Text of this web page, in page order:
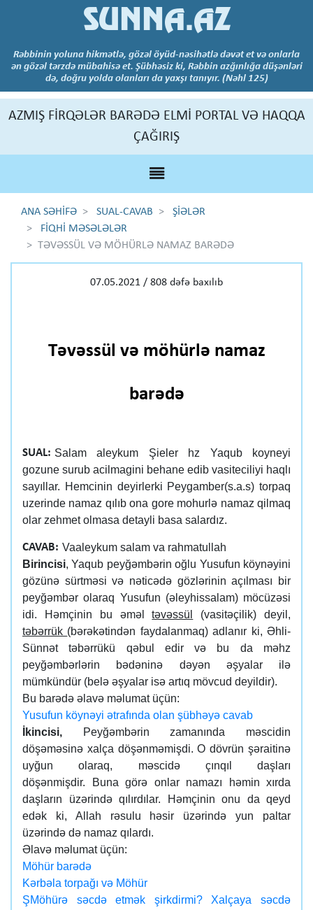
SUNNA.AZ
Rəbbinin yoluna hikmətlə, gözəl öyüd-nəsihətlə dəvət et və onlarla
ən gözəl tərzdə mübahisə et. Şübhəsiz ki, Rəbbin azğınlığa düşənləri
də, doğru yolda olanları da yaxşı tanıyır. (Nəhl 125)
AZMIŞ FİRQƏLƏR BARƏDƏ ELMİ PORTAL VƏ HAQQA
ÇAĞIRIŞ
ANA SƏHİFƏ SUAL-CAVAB
ŞİƏLƏR
FİQHİ MƏSƏLƏLƏR
TƏVƏSSÜL VƏ MÖHÜRLƏ NAMAZ BARƏDƏ
Təvəssül və möhürlə namaz
barədə
07.05.2021 / 808 dəfə baxılıb
SUAL: Salam aleykum Şieler hz Yaqub koyneyi
gozune surub acilmagini behane edib vasiteciliyi haqlı
sayıllar. Hemcinin deyirlerki Peygamber(s.a.s) torpaq
uzerinde namaz qılıb ona gore mohurlə namaz qilmaq
olar zehmet olmasa detayli basa salardız.
CAVAB: Vaaleykum salam va rahmatullah
Birincisi, Yaqub peyğəmbərin oğlu Yusufun köynəyini
gözünə sürtməsi və nəticədə gözlərinin açılması bir
peyğəmbər olaraq Yusufun (əleyhissalam) möcüzəsi
idi. Həmçinin bu əməltəvəssül
(vasitəçilik) deyil,
təbərrük (bərəkətindən faydalanmaq) adlanır ki, Əhli-
Sünnət təbərrükü qəbul edir və bu da məhz
peyğəmbərlərin bədəninə dəyən əşyalar ilə
mümkündür (belə əşyalar isə artıq mövcud deyildir).
Bu barədə əlavə məlumat üçün:
Yusufun köynəyi ətrafında olan şübhəyə cavab
İkincisi,
Peyğəmbərin zamanında məscidin
döşəməsinə xalça döşənməmişdi. O dövrün şəraitinə
uyğun olaraq, məscidə çınqıl daşları
döşənmişdir. Buna görə onlar namazı həmin xırda
daşların üzərində qılırdılar. Həmçinin onu da qeyd
edək ki, Allah rəsulu həsir üzərində yun paltar
üzərində də namaz qılardı.
Əlavə məlumat üçün:
Möhür barədə
Kərbəla torpağı və Möhür
ŞMöhürə səcdə etmək şirkdirmi? Xalçaya səcdə